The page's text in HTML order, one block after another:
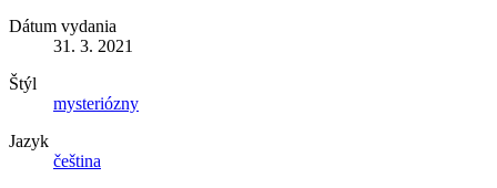
Dátum vydania
31. 3. 2021
Štýl
mysteriózny
Jazyk
čeština